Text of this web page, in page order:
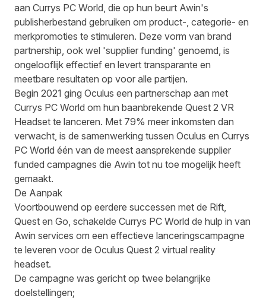
aan Currys PC World, die op hun beurt Awin's
publisherbestand gebruiken om product-, categorie- en
merkpromoties te stimuleren. Deze vorm van brand
partnership, ook wel 'supplier funding' genoemd, is
ongelooflijk effectief en levert transparante en
meetbare resultaten op voor alle partijen.
Begin 2021 ging Oculus een partnerschap aan met
Currys PC World om hun baanbrekende Quest 2 VR
Headset te lanceren. Met 79% meer inkomsten dan
verwacht, is de samenwerking tussen Oculus en Currys
PC World één van de meest aansprekende supplier
funded campagnes die Awin tot nu toe mogelijk heeft
gemaakt.
De Aanpak
Voortbouwend op eerdere successen met de Rift,
Quest en Go, schakelde Currys PC World de hulp in van
Awin services om een effectieve lanceringscampagne
te leveren voor de Oculus Quest 2 virtual reality
headset.
De campagne was gericht op twee belangrijke
doelstellingen;